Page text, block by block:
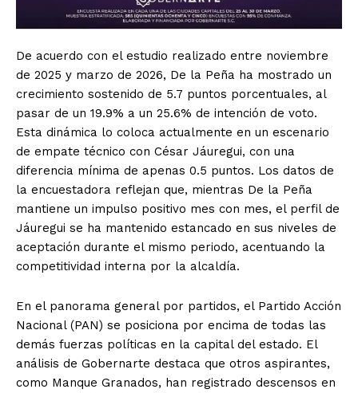
De acuerdo con el estudio realizado entre noviembre
de 2025 y marzo de 2026, De la Peña ha mostrado un
crecimiento sostenido de 5.7 puntos porcentuales, al
pasar de un 19.9% a un 25.6% de intención de voto.
Esta dinámica lo coloca actualmente en un escenario
de empate técnico con César Jáuregui, con una
diferencia mínima de apenas 0.5 puntos. Los datos de
la encuestadora reflejan que, mientras De la Peña
mantiene un impulso positivo mes con mes, el perfil de
Jáuregui se ha mantenido estancado en sus niveles de
aceptación durante el mismo periodo, acentuando la
competitividad interna por la alcaldía.
En el panorama general por partidos, el Partido Acción
Nacional (PAN) se posiciona por encima de todas las
demás fuerzas políticas en la capital del estado. El
análisis de Gobernarte destaca que otros aspirantes,
como Manque Granados, han registrado descensos en